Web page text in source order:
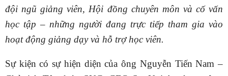
đội ngũ giảng viên, Hội đồng chuyên môn và cố vấn
học tập – những người đang trực tiếp tham gia vào
hoạt động giảng dạy và hỗ trợ học viên.
Sự kiện có sự hiện diện của ông Nguyễn Tiến Nam –